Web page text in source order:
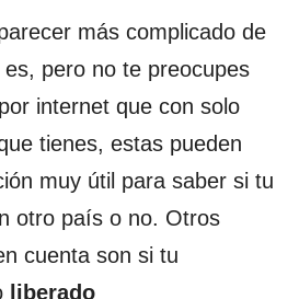
más complicado de
es, pero no te preocupes
internet que con solo
tienes, estas pueden
muy útil para saber si tu
otro país o no. Otros
cuenta son si tu
liberado